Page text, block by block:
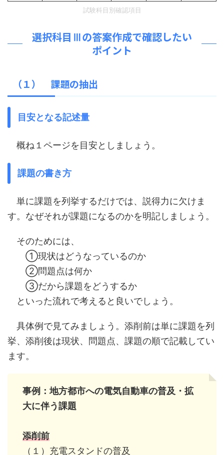
試験科目別確認項目
選択科目Ⅲの答案作成で確認したい
ポイント
（１） 課題の抽出
目安となる記述量
概ね１ページを目安としましょう。
課題の書き方
単に課題を列挙するだけでは、説得力に欠けま
す。なぜそれが課題になるのかを明記しましょう。
そのためには、
①現状はどうなっているのか
②問題点は何か
③だから課題をどうするか
といった流れで考えると良いでしょう。
具体例で見てみましょう。添削前は単に課題を列
挙、添削後は現状、問題点、課題の順で記載してい
ます。
事例：地方都市への電気自動車の普及・拡
大に伴う課題
添削前
（１）充電スタンドの普及